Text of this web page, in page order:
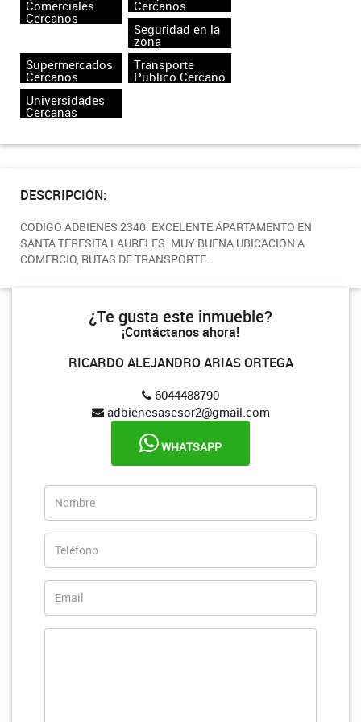
Comerciales
Cercanos
Cercanos
Seguridad en la
zona
Supermercados
Cercanos
Transporte
Publico Cercano
Universidades
Cercanas
DESCRIPCIÓN:
CODIGO ADBIENES 2340: EXCELENTE APARTAMENTO EN
SANTA TERESITA LAURELES. MUY BUENA UBICACION A
COMERCIO, RUTAS DE TRANSPORTE.
¿Te gusta este inmueble?
¡Contáctanos ahora!
RICARDO ALEJANDRO ARIAS ORTEGA
6044488790
adbienesasesor2@gmail.com
WHATSAPP